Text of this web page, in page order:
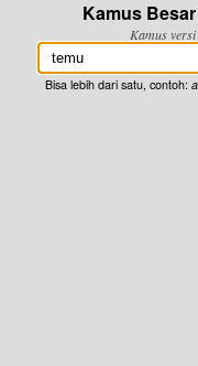
Kamus
Kamus
Bisa lebih dari satu, contoh: